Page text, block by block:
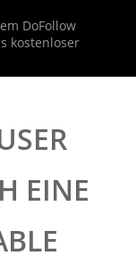
DoFollow
kostenloser
EINE